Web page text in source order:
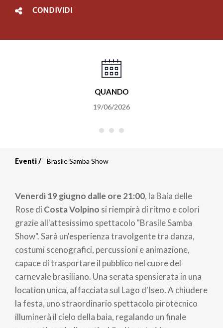
CONDIVIDI
QUANDO
19/06/2026
di
pane
Eventi Brasile Samba Show
Venerdì 19 giugno dalle ore 21:00, la Baia delle
Rose di Costa Volpino si riempirà di ritmo e colori
grazie all'attesissimo spettacolo "Brasile Samba
Show". Sarà un'esperienza travolgente tra danza,
costumi scenografici, percussioni e animazione,
capace di trasportare il pubblico nel cuore del
carnevale brasiliano. Una serata spensierata in una
location unica, affacciata sul Lago d'Iseo. A chiudere
la festa, uno straordinario spettacolo pirotecnico
illuminerà il cielo della baia, regalando un finale